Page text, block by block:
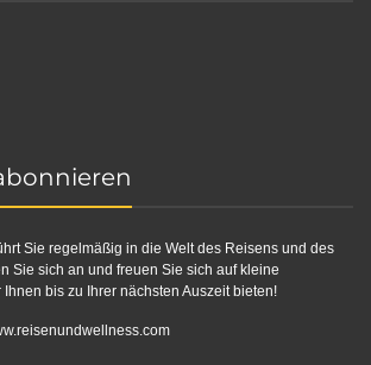
Sie regelmäßig in die Welt des Reisens und des
Sie sich an und freuen Sie sich auf kleine
bis zu Ihrer nächsten Auszeit bieten!